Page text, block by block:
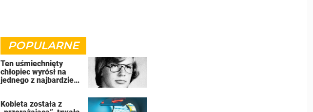
POPULARNE
Ten uśmiechnięty
chłopiec wyrósł na
jednego z najbardziej
Kobieta została z